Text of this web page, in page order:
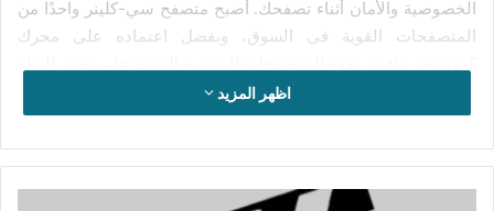
الخصوصية والأمان أثناء تصفحك. أصبح متصفح سي-كلينر واحدًا من
المتصفحات القوية في السوق، وبفضل اعتماده على محرك
مثل جوجل كروم، أفاست، مايكروسوفت إيدج، براف، وغيرها.
يتميز متصفح CCleaner بواجهة استخدام بسيطة وواضحة، توفر لك
مجموعة واسعة من الأدوات التي تضمن لك تجربة تصفح سريعة
وممتعة عبر مختلف مواقع الإنترنت. يركز المتصفح على حماية
اظهر المزيد